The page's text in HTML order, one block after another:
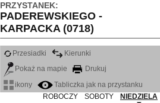
PRZYSTANEK:
PADEREWSKIEGO -
KARPACKA (0718)
Przesiadki
Kierunki
Pokaż na mapie
Drukuj
ikony
Tabliczka jak na przystanku
ROBOCZY
SOBOTY
NIEDZIELA